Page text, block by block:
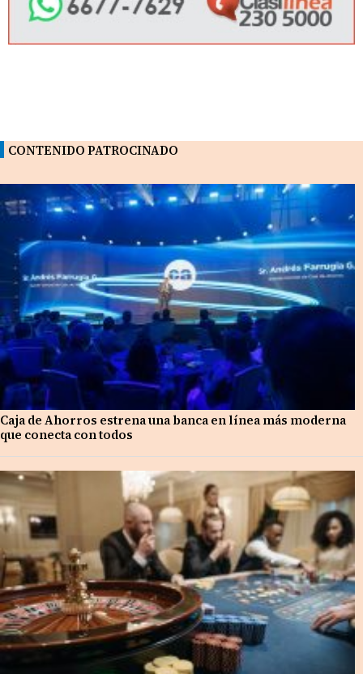
CONTENIDO PATROCINADO
Caja de Ahorros estrena una banca en línea más moderna
que conecta con todos